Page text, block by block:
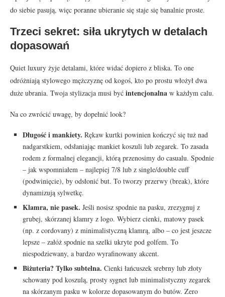
do siebie pasują, więc poranne ubieranie się staje się banalnie proste.
Trzeci sekret: siła ukrytych w detalach
dopasowań
Quiet luxury żyje detalami, które widać dopiero z bliska. To one
odróżniają stylowego mężczyznę od kogoś, kto po prostu włożył dwa
duże ubrania. Twoja stylizacja musi być intencjonalna w każdym calu.
Na co zwrócić uwagę, by dopełnić look?
Długość i mankiety. Rękaw kurtki powinien kończyć się tuż nad
nadgarstkiem, odsłaniając mankiet koszuli lub zegarek. To zasada
rodem z formalnej elegancji, którą przenosimy do casualu. Spodnie
– jak wspomniałem – najlepiej 7/8 lub z single/double cuff
(podwinięcie), by odsłonić but. To tworzy przerwy (break), które
dynamizują sylwetkę.
Klamra, nie pasek. Jeśli nosisz spodnie na pasku, zrezygnuj z
grubej, skórzanej klamry z logo. Wybierz cienki, matowy pasek
(np. z cordovany) z minimalistyczną klamrą, albo – co jest jeszcze
lepsze – załóż spodnie na szelki ukryte pod golfem. To
niespodziewany, a bardzo wyrafinowany akcent.
Biżuteria? Tylko subtelna. Cienki łańcuszek srebrny lub złoty
schowany pod koszulą, prosty sygnet lub minimalistyczny zegarek
na skórzanym pasku w kolorze dopasowanym do butów. Zero